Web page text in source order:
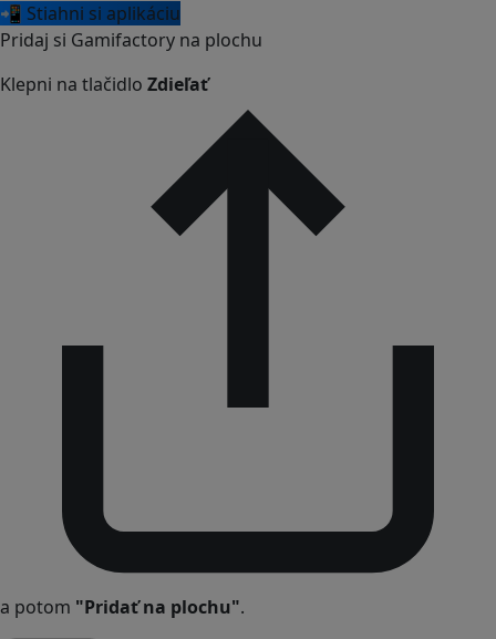
📲 Stiahni si aplikáciu
Pridaj si Gamifactory na plochu
Klepni na tlačidlo Zdieľať
a potom "Pridať na plochu".